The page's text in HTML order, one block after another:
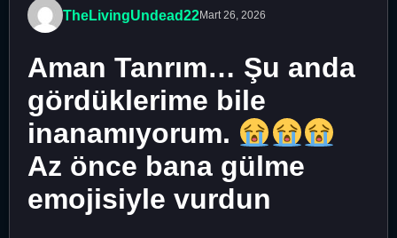
TheLivingUndead22Mart 26, 2026
Aman Tanrım… Şu anda
gördüklerime bile
inanamıyorum.
Az önce bana gülme
emojisiyle vurdun